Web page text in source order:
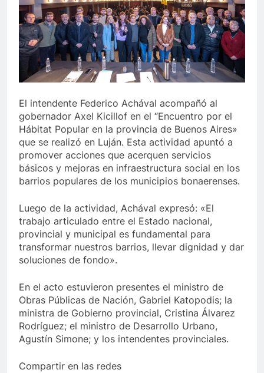
El intendente Federico Achával acompañó al
gobernador Axel Kicillof en el “Encuentro por el
Hábitat Popular en la provincia de Buenos Aires»
que se realizó en Luján. Esta actividad apuntó a
promover acciones que acerquen servicios
básicos y mejoras en infraestructura social en los
barrios populares de los municipios bonaerenses.
Luego de la actividad, Achával expresó: «El
trabajo articulado entre el Estado nacional,
provincial y municipal es fundamental para
transformar nuestros barrios, llevar dignidad y dar
soluciones de fondo».
En el acto estuvieron presentes el ministro de
Obras Públicas de Nación, Gabriel Katopodis; la
ministra de Gobierno provincial, Cristina Álvarez
Rodríguez; el ministro de Desarrollo Urbano,
Agustín Simone; y los intendentes provinciales.
Compartir en las redes